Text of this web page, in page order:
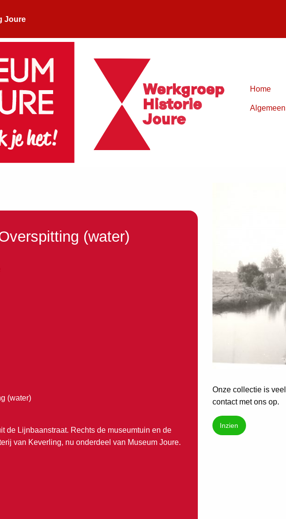
Joure
Home
Algemeen
(water)
(water)
de Lijnbaanstraat. Rechts de museumtuin en de
van Keverling, nu onderdeel van Museum Joure.
Onze collectie is
contact met ons op.
Inzien